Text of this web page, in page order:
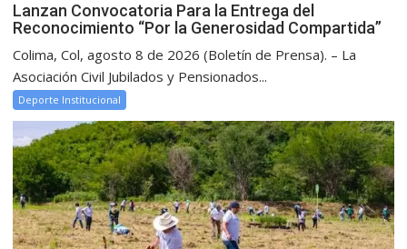
Lanzan Convocatoria Para la Entrega del
Reconocimiento “Por la Generosidad Compartida”
Colima, Col, agosto 8 de 2026 (Boletín de Prensa). – La
Asociación Civil Jubilados y Pensionados...
Deporte Institucional